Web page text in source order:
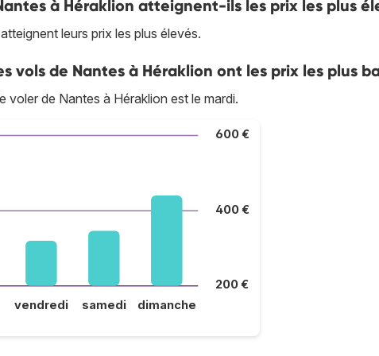
à Héraklion atteignent-ils les prix les plus
leurs prix les plus élevés.
vols de Nantes à Héraklion ont les prix les plus
voler de Nantes à Héraklion est le mardi.
200 €
400 €
600 €
vendredi samedi dimanche